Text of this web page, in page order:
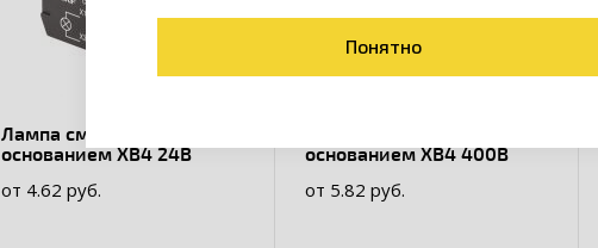
Лампа сменная c
основанием XB4 24В
от 4.62 руб.
основанием XB4 400В
от 5.82 руб.
Понятно